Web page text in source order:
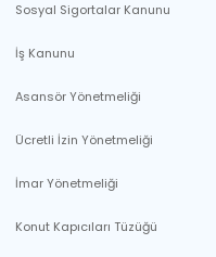
Sosyal Sigortalar Kanunu
İş Kanunu
Asansör Yönetmeliği
Ücretli İzin Yönetmeliği
İmar Yönetmeliği
Konut Kapıcıları Tüzüğü